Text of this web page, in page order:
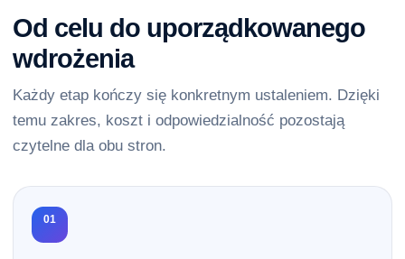
Od celu do uporządkowanego
wdrożenia
Każdy etap kończy się konkretnym ustaleniem. Dzięki
temu zakres, koszt i odpowiedzialność pozostają
czytelne dla obu stron.
01